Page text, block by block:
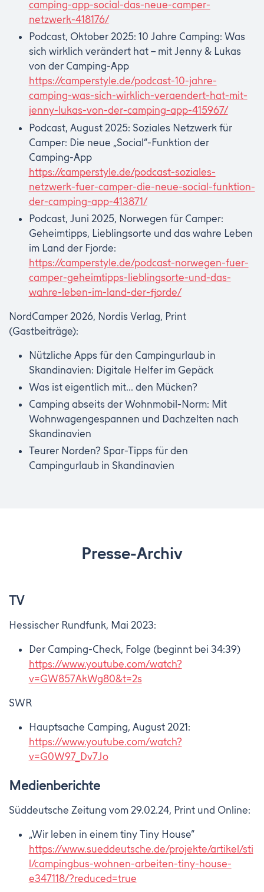
camping-app-social-das-neue-camper-
netzwerk-418176/
Podcast, Oktober 2025: 10 Jahre Camping: Was
sich wirklich verändert hat – mit Jenny & Lukas
von der Camping-App
https://camperstyle.de/podcast-10-jahre-
camping-was-sich-wirklich-veraendert-hat-mit-
jenny-lukas-von-der-camping-app-415967/
Podcast, August 2025: Soziales Netzwerk für
Camper: Die neue „Social“-Funktion der
Camping-App
https://camperstyle.de/podcast-soziales-
netzwerk-fuer-camper-die-neue-social-funktion-
der-camping-app-413871/
Podcast, Juni 2025, Norwegen für Camper:
Geheimtipps, Lieblingsorte und das wahre Leben
im Land der Fjorde:
https://camperstyle.de/podcast-norwegen-fuer-
camper-geheimtipps-lieblingsorte-und-das-
wahre-leben-im-land-der-fjorde/
NordCamper 2026, Nordis Verlag, Print
(Gastbeiträge):
Nützliche Apps für den Campingurlaub in
Skandinavien: Digitale Helfer im Gepäck
Was ist eigentlich mit... den Mücken?
Camping abseits der Wohnmobil-Norm: Mit
Wohnwagengespannen und Dachzelten nach
Skandinavien
Teurer Norden? Spar-Tipps für den
Campingurlaub in Skandinavien
Presse-Archiv
TV
Hessischer Rundfunk, Mai 2023:
Der Camping-Check, Folge (beginnt bei 34:39)
https://www.youtube.com/watch?
v=GW857AkWg80&t=2s
SWR
Hauptsache Camping, August 2021:
https://www.youtube.com/watch?
v=G0W97_Dv7Jo
Medienberichte
Süddeutsche Zeitung vom 29.02.24, Print und Online:
„Wir leben in einem tiny Tiny House“
https://www.sueddeutsche.de/projekte/artikel/sti
l/campingbus-wohnen-arbeiten-tiny-house-
e347118/?reduced=true